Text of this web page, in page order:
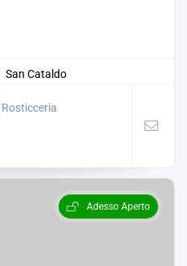
San Cataldo
Rosticceria
Adesso Aperto